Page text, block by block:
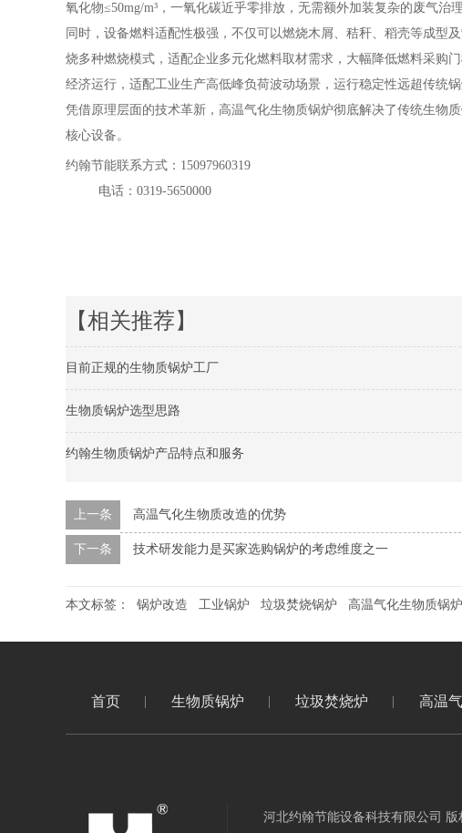
氧化物≤50mg/m³，一氧化碳近乎零排放，无需额外加装复杂的废气治
同时，设备燃料适配性极强，不仅可以燃烧木屑、秸秆、稻壳等成型
烧多种燃烧模式，适配企业多元化燃料取材需求，大幅降低燃料采购
经济运行，适配工业生产高低峰负荷波动场景，运行稳定性远超传统锅
凭借原理层面的技术革新，高温气化生物质锅炉彻底解决了传统生物
核心设备。
约翰节能联系方式：15097960319
电话：0319-5650000
【相关推荐】
目前正规的生物质锅炉工厂
生物质锅炉选型思路
约翰生物质锅炉产品特点和服务
上一条 高温气化生物质改造的优势
下一条 技术研发能力是买家选购锅炉的考虑维度之一
本文标签： 锅炉改造 工业锅炉 垃圾焚烧锅炉 高温气化生物质锅炉
首页 生物质锅炉 垃圾焚烧炉 高温
河北约翰节能设备科技有限公司 版